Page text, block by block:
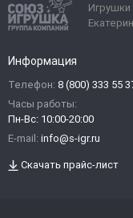
Информация
Телефон: 8 (800) 333 55
Часы работы:
Пн-Вс: 10:00-20:00
E-mail: info@s-igr.ru
Скачать прайс-лист